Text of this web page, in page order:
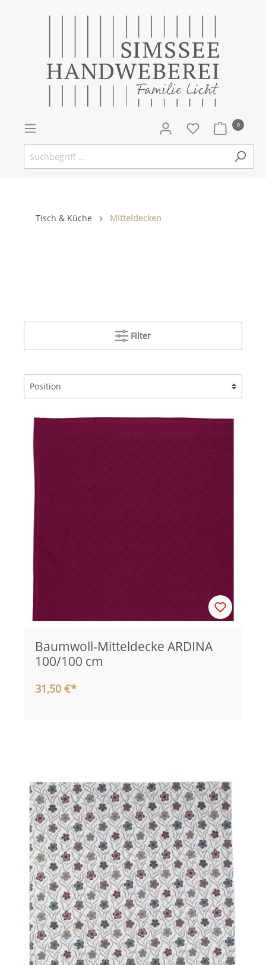
0
Tisch & Küche Mitteldecken
Filter
Baumwoll-Mitteldecke ARDINA
100/100 cm
31,50 €*